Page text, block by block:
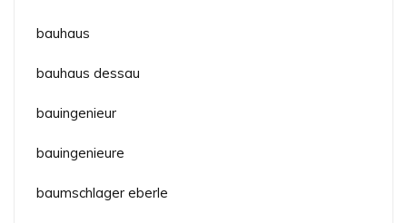
bauhaus
bauhaus dessau
bauingenieur
bauingenieure
baumschlager eberle